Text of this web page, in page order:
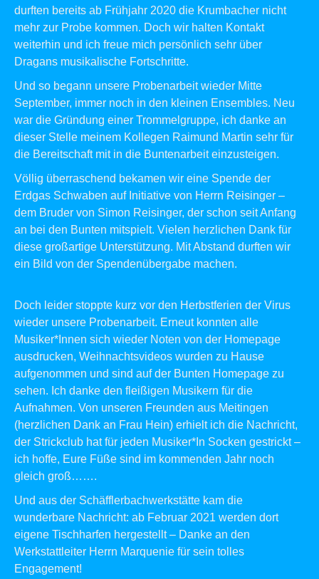
durften bereits ab Frühjahr 2020 die Krumbacher nicht
mehr zur Probe kommen. Doch wir halten Kontakt
weiterhin und ich freue mich persönlich sehr über
Dragans musikalische Fortschritte.
Und so begann unsere Probenarbeit wieder Mitte
September, immer noch in den kleinen Ensembles. Neu
war die Gründung einer Trommelgruppe, ich danke an
dieser Stelle meinem Kollegen Raimund Martin sehr für
die Bereitschaft mit in die Buntenarbeit einzusteigen.
Völlig überraschend bekamen wir eine Spende der
Erdgas Schwaben auf Initiative von Herrn Reisinger –
dem Bruder von Simon Reisinger, der schon seit Anfang
an bei den Bunten mitspielt. Vielen herzlichen Dank für
diese großartige Unterstützung. Mit Abstand durften wir
ein Bild von der Spendenübergabe machen.
Doch leider stoppte kurz vor den Herbstferien der Virus
wieder unsere Probenarbeit. Erneut konnten alle
Musiker*Innen sich wieder Noten von der Homepage
ausdrucken, Weihnachtsvideos wurden zu Hause
aufgenommen und sind auf der Bunten Homepage zu
sehen. Ich danke den fleißigen Musikern für die
Aufnahmen. Von unseren Freunden aus Meitingen
(herzlichen Dank an Frau Hein) erhielt ich die Nachricht,
der Strickclub hat für jeden Musiker*In Socken gestrickt –
ich hoffe, Eure Füße sind im kommenden Jahr noch
gleich groß…….
Und aus der Schäfflerbachwerkstätte kam die
wunderbare Nachricht: ab Februar 2021 werden dort
eigene Tischharfen hergestellt – Danke an den
Werkstattleiter Herrn Marquenie für sein tolles
Engagement!